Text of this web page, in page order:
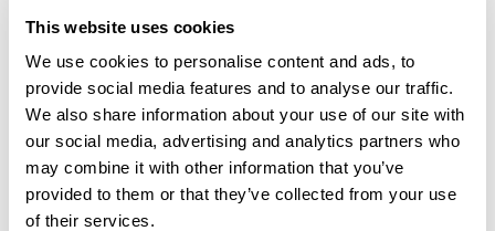
This website uses cookies
We use cookies to personalise content and ads, to
provide social media features and to analyse our traffic.
We also share information about your use of our site with
our social media, advertising and analytics partners who
may combine it with other information that you’ve
provided to them or that they’ve collected from your use
of their services.